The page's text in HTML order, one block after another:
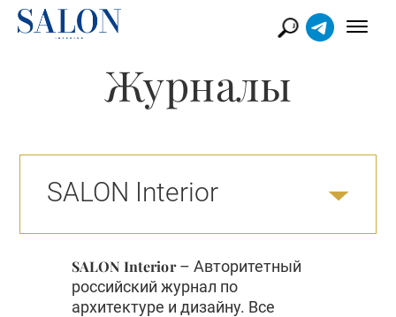
Журналы
SALON Interior
SALON Interior– Авторитетный
российский журнал по
архитектуре и дизайну. Все